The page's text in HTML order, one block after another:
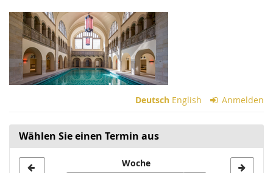
Zum
Haupt-
Inhalt
springen
Deutsch English Anmelden
Wählen Sie einen Termin aus
Woche